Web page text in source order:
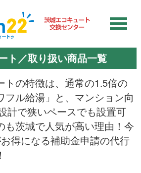
ト／取り扱い商品一覧
トの特徴は、通常の1.5倍の
フル給湯」と、マンション向
計で狭いペースでも設置可
も茨城で人気が高い理由！今
得になる補助金申請の代行